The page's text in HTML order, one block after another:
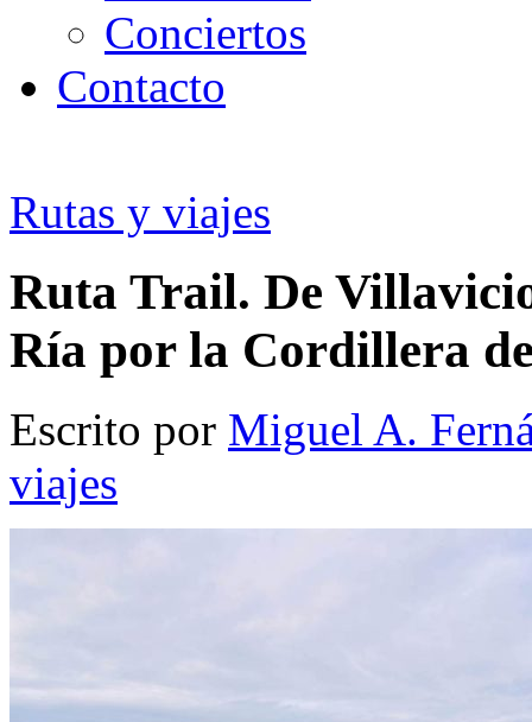
Conciertos
Contacto
Rutas y viajes
Ruta Trail. De
Ría por la Cordillera
Escrito por Miguel A.
viajes